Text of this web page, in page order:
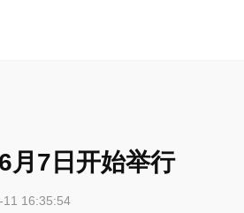
月7日开始举行
11 16:35:54